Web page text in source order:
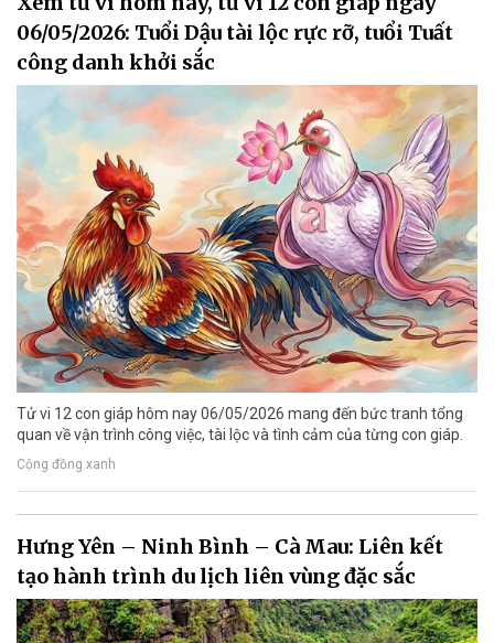
06/05/2026: Tuổi Dậu tài lộc rực rỡ, tuổi Tuất
công danh khởi sắc
Tử vi 12 con giáp hôm nay 06/05/2026 mang đến bức tranh tổng
quan về vận trình công việc, tài lộc và tình cảm của từng con giáp.
Cộng đồng xanh
Hưng Yên – Ninh Bình – Cà Mau: Liên kết
tạo hành trình du lịch liên vùng đặc sắc